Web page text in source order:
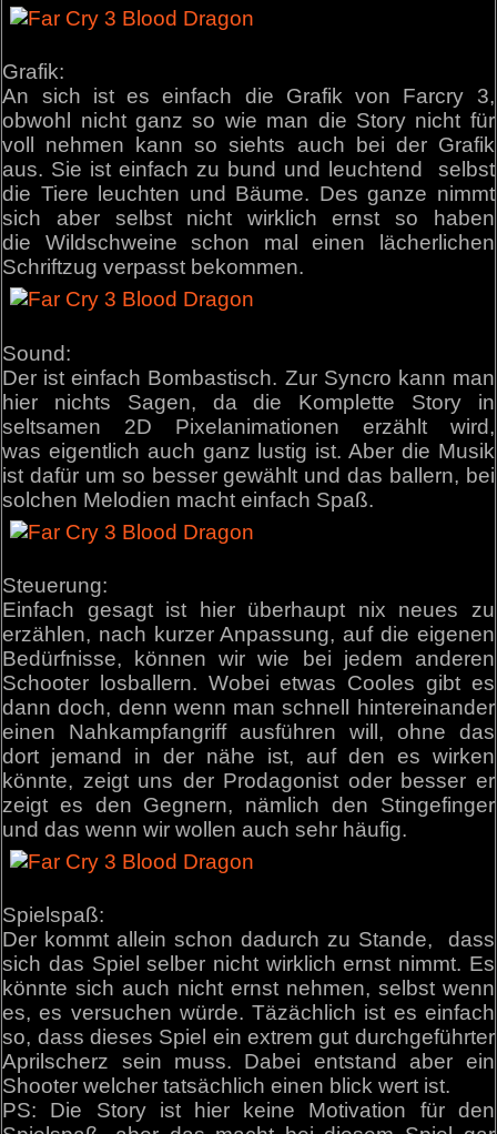
Grafik:
An sich ist es einfach die Grafik von Farcry 3,
obwohl nicht ganz so wie man die Story nicht für
voll nehmen kann so siehts auch bei der Grafik
aus. Sie ist einfach zu bund und leuchtend selbst
die Tiere leuchten und Bäume. Des ganze nimmt
sich aber selbst nicht wirklich ernst so haben
die Wildschweine schon mal einen lächerlichen
Schriftzug verpasst bekommen.
Sound:
Der ist einfach Bombastisch. Zur Syncro kann man
hier nichts Sagen, da die Komplette Story in
seltsamen 2D Pixelanimationen erzählt wird,
was eigentlich auch ganz lustig ist. Aber die Musik
ist dafür um so besser gewählt und das ballern, bei
solchen Melodien macht einfach Spaß.
Steuerung:
Einfach gesagt ist hier überhaupt nix neues zu
erzählen, nach kurzer Anpassung, auf die eigenen
Bedürfnisse, können wir wie bei jedem anderen
Schooter losballern. Wobei etwas Cooles gibt es
dann doch, denn wenn man schnell hintereinander
einen Nahkampfangriff ausführen will, ohne das
dort jemand in der nähe ist, auf den es wirken
könnte, zeigt uns der Prodagonist oder besser er
zeigt es den Gegnern, nämlich den Stingefinger
und das wenn wir wollen auch sehr häufig.
Spielspaß:
Der kommt allein schon dadurch zu Stande, dass
sich das Spiel selber nicht wirklich ernst nimmt. Es
könnte sich auch nicht ernst nehmen, selbst wenn
es, es versuchen würde. Täzächlich ist es einfach
so, dass dieses Spiel ein extrem gut durchgeführter
Aprilscherz sein muss. Dabei entstand aber ein
Shooter welcher tatsächlich einen blick wert ist.
PS: Die Story ist hier keine Motivation für den